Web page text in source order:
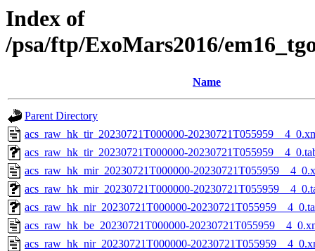
Index of
/psa/ftp/ExoMars2016/
Name
Parent Directory
acs_raw_hk_tir_20230721T000000-
acs_raw_hk_tir_20230721T000000-
acs_raw_hk_mir_20230721T000000-
acs_raw_hk_mir_20230721T000000-
acs_raw_hk_nir_20230721T000000-
acs_raw_hk_be_20230721T000000-
acs_raw_hk_nir_20230721T000000-